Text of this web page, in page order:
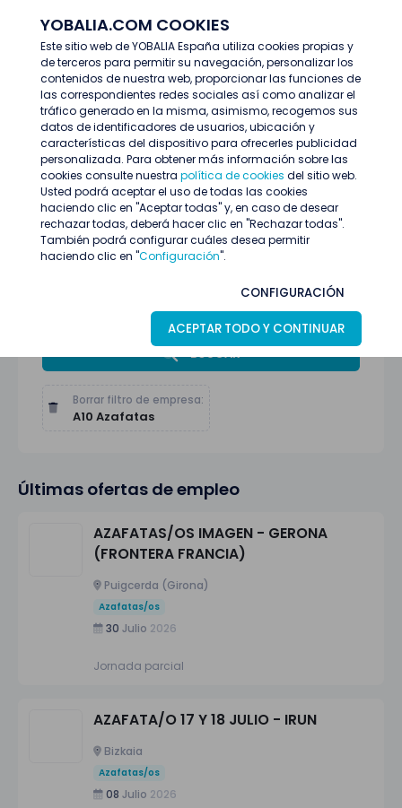
YOBALIA.COM COOKIES
Este sitio web de YOBALIA España utiliza cookies propias y
de terceros para permitir su navegación, personalizar los
contenidos de nuestra web, proporcionar las funciones de
las correspondientes redes sociales así como analizar el
tráfico generado en la misma, asimismo, recogemos sus
datos de identificadores de usuarios, ubicación y
características del dispositivo para ofrecerles publicidad
personalizada. Para obtener más información sobre las
cookies consulte nuestra política de cookies del sitio web.
Usted podrá aceptar el uso de todas las cookies
haciendo clic en "Aceptar todas" y, en caso de desear
rechazar todas, deberá hacer clic en "Rechazar todas".
También podrá configurar cuáles desea permitir
haciendo clic en "Configuración".
CONFIGURACIÓN
ACEPTAR TODO Y CONTINUAR
Últimas ofertas
Todas las provincias
Todas las categorías
BUSCAR
Borrar filtro de empresa:
A10 Azafatas
Últimas ofertas de empleo
AZAFATAS/OS IMAGEN - GERONA
(FRONTERA FRANCIA)
Puigcerda (Girona)
Azafatas/os
30 Julio 2026
Jornada parcial
AZAFATA/O 17 Y 18 JULIO - IRUN
Bizkaia
Azafatas/os
08 Julio 2026